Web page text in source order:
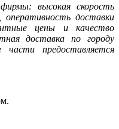
высокая скорость
оперативность доставки
цены и качество
доставка по городу
предоставляется